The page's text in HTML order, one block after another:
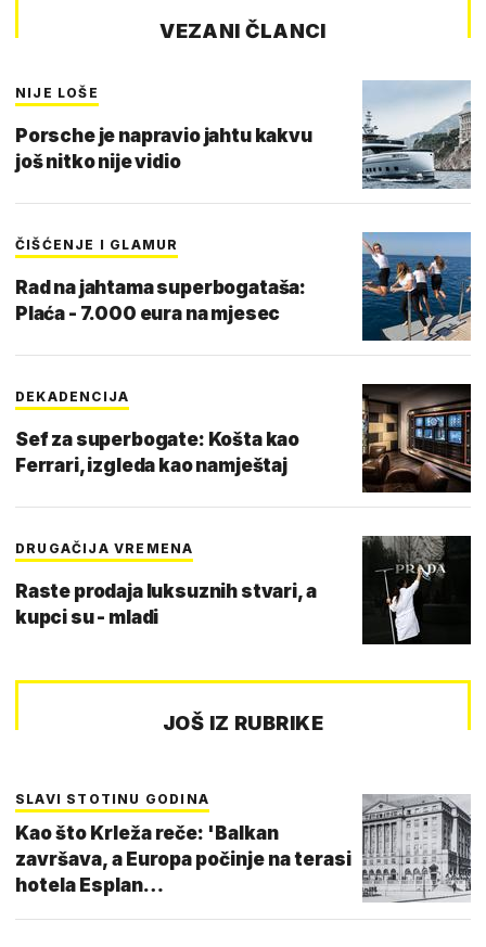
VEZANI ČLANCI
NIJE LOŠE
Porsche je napravio jahtu kakvu
još nitko nije vidio
ČIŠĆENJE I GLAMUR
Rad na jahtama superbogataša:
Plaća - 7.000 eura na mjesec
DEKADENCIJA
Sef za superbogate: Košta kao
Ferrari, izgleda kao namještaj
DRUGAČIJA VREMENA
Raste prodaja luksuznih stvari, a
kupci su - mladi
JOŠ IZ RUBRIKE
SLAVI STOTINU GODINA
Kao što Krleža reče: 'Balkan
završava, a Europa počinje na terasi
hotela Esplan…